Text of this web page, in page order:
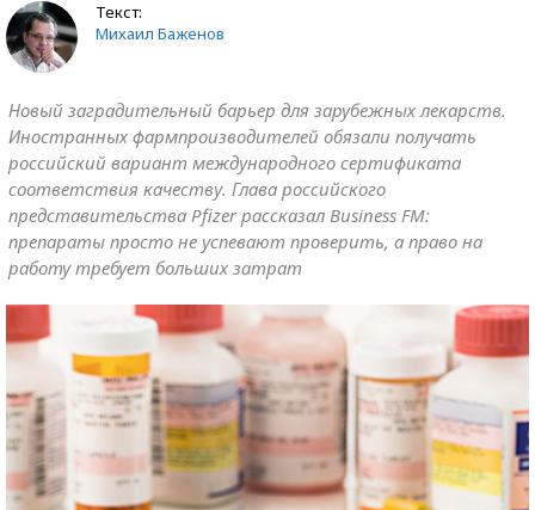
Текст:
Михаил Баженов
Новый заградительный барьер для зарубежных лекарств.
Иностранных фармпроизводителей обязали получать
российский вариант международного сертификата
соответствия качеству. Глава российского
представительства Pfizer рассказал Business FM:
препараты просто не успевают проверить, а право на
работу требует больших затрат